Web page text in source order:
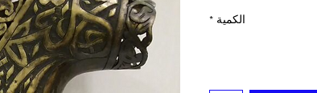
الكمية *